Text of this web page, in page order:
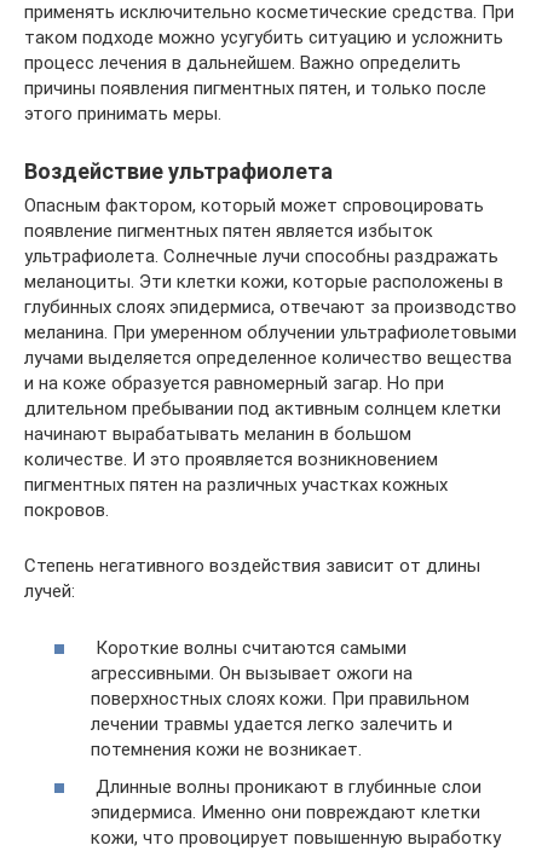
применять исключительно косметические средства. При
таком подходе можно усугубить ситуацию и усложнить
процесс лечения в дальнейшем. Важно определить
причины появления пигментных пятен, и только после
этого принимать меры.
Воздействие ультрафиолета
Опасным фактором, который может спровоцировать
появление пигментных пятен является избыток
ультрафиолета. Солнечные лучи способны раздражать
меланоциты. Эти клетки кожи, которые расположены в
глубинных слоях эпидермиса, отвечают за производство
меланина. При умеренном облучении ультрафиолетовыми
лучами выделяется определенное количество вещества
и на коже образуется равномерный загар. Но при
длительном пребывании под активным солнцем клетки
начинают вырабатывать меланин в большом
количестве. И это проявляется возникновением
пигментных пятен на различных участках кожных
покровов.
Степень негативного воздействия зависит от длины
лучей:
Короткие волны считаются самыми
агрессивными. Он вызывает ожоги на
поверхностных слоях кожи. При правильном
лечении травмы удается легко залечить и
потемнения кожи не возникает.
Длинные волны проникают в глубинные слои
эпидермиса. Именно они повреждают клетки
кожи, что провоцирует повышенную выработку